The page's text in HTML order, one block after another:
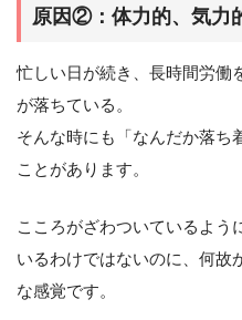
原因②：体力的、気力
忙しい日が続き、長時間労働
が落ちている。
そんな時にも「なんだか落ち
ことがあります。
こころがざわついているよう
いるわけではないのに、何故
な感覚です。